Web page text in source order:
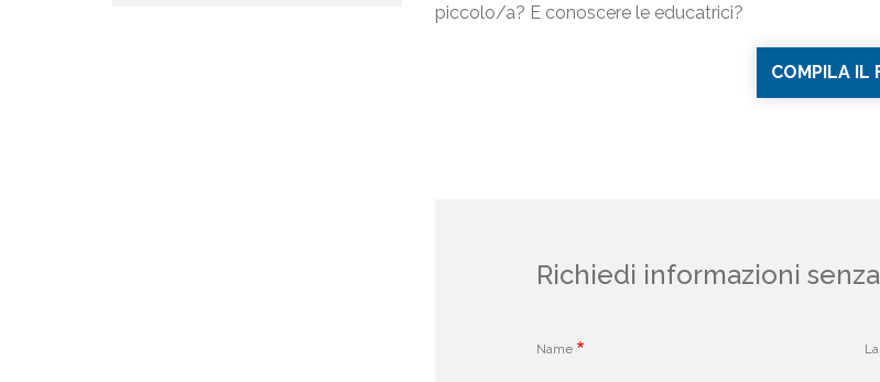
piccolo/a? E conoscere le educatrici?
COMPILA IL
Richiedi informazioni
Name